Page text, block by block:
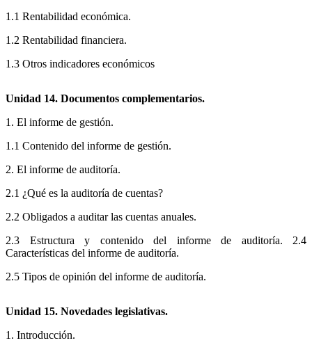
1.1 Rentabilidad económica.
1.2 Rentabilidad financiera.
1.3 Otros indicadores económicos
Unidad 14. Documentos complementarios.
1. El informe de gestión.
1.1 Contenido del informe de gestión.
2. El informe de auditoría.
2.1 ¿Qué es la auditoría de cuentas?
2.2 Obligados a auditar las cuentas anuales.
2.3 Estructura y contenido del informe de auditoría. 2.4
Características del informe de auditoría.
2.5 Tipos de opinión del informe de auditoría.
Unidad 15. Novedades legislativas.
1. Introducción.